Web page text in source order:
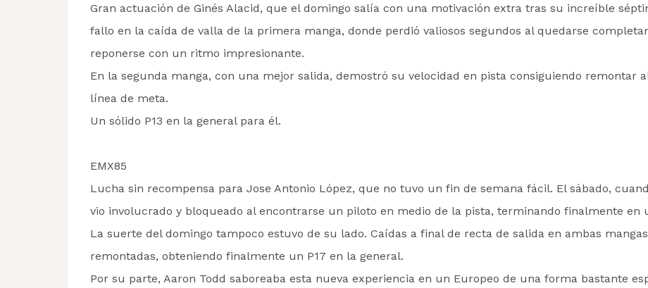
Gran actuación de Ginés Alacid, que el domingo salía con una motivación extra tras su increíble
fallo en la caída de valla de la primera manga, donde perdió valiosos segundos al quedarse
reponerse con un ritmo impresionante.
En la segunda manga, con una mejor salida, demostró su velocidad en pista consiguiendo remontar
línea de meta.
Un sólido P13 en la general para él.
EMX85
Lucha sin recompensa para Jose Antonio López, que no tuvo un fin de semana fácil. El sábado,
vio involucrado y bloqueado al encontrarse un piloto en medio de la pista, terminando finalmente en
La suerte del domingo tampoco estuvo de su lado. Caídas a final de recta de salida en ambas
remontadas, obteniendo finalmente un P17 en la general.
Por su parte, Aaron Todd saboreaba esta nueva experiencia en un Europeo de una forma bastante